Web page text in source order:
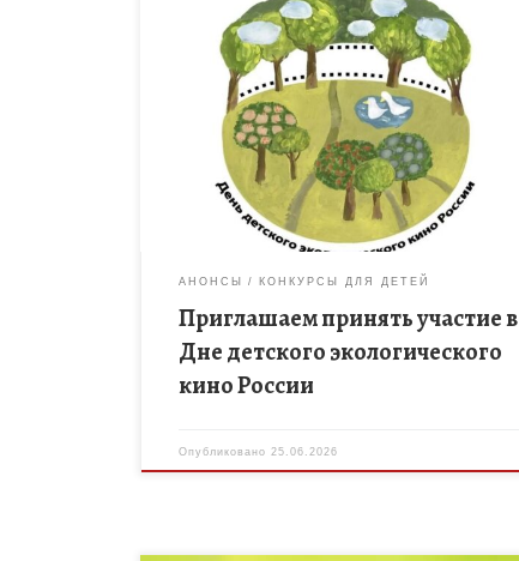
День детского экологического кино России
состоится в городе Волосово Ленинградской
области 15 октября 2026 года. Данный проект
существует с 2014 года, а с 2017 года […]
АНОНСЫ КОНКУРСЫ ДЛЯ ДЕТЕЙ
Приглашаем принять участие в
Дне детского экологического
кино России
Опубликовано25.06.2026